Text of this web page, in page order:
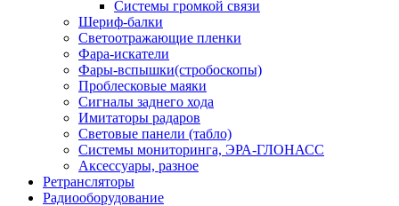
Системы громкой связи
Шериф-балки
Светоотражающие пленки
Фара-искатели
Фары-вспышки(стробоскопы)
Проблесковые маяки
Сигналы заднего хода
Имитаторы радаров
Световые панели (табло)
Системы мониторинга, ЭРА-ГЛОНАСС
Аксессуары, разное
Ретрансляторы
Радиооборудование